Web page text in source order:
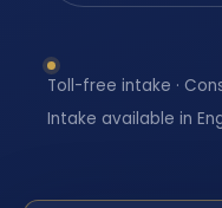
Toll-free intake ·
Intake available in